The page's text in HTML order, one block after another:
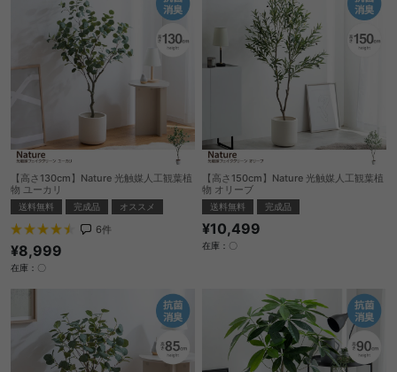
【高さ130cm】Nature 光触媒人工観葉植
物 ユーカリ
送料無料 完成品 オススメ
6件
¥8,999
在庫：〇
【高さ150cm】Nature 光触媒人工観葉植
物 オリーブ
送料無料 完成品
¥10,499
在庫：〇